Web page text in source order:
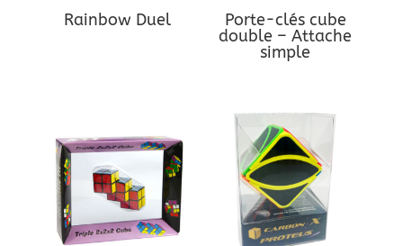
Rainbow Duel
Porte-clés cube
double – Attache
simple